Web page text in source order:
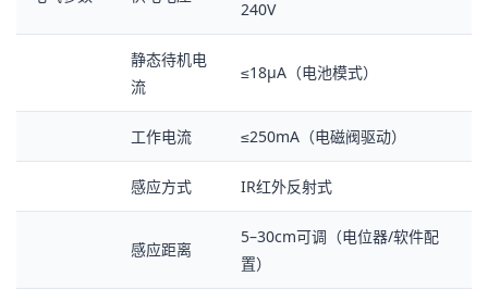
240V
静态待机电
流
≤18μA（电池模式）
工作电流 ≤250mA（电磁阀驱动）
感应方式 IR红外反射式
感应距离
5–30cm可调（电位器/软件配
置）